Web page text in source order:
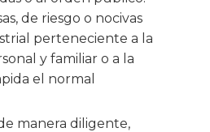
de riesgo o nocivas
perteneciente a la
y familiar o a la
el normal
manera diligente,